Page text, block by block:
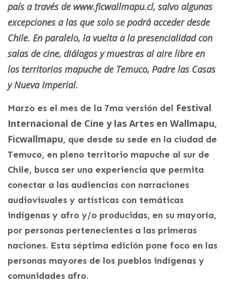
país a través de www.ficwallmapu.cl, salvo algunas
excepciones a las que solo se podrá acceder desde
Chile. En paralelo, la vuelta a la presencialidad con
salas de cine, diálogos y muestras al aire libre en
los territorios mapuche de Temuco, Padre las Casas
y Nueva Imperial.
Marzo es el mes de la 7ma versión del Festival
Internacional de Cine y las Artes en Wallmapu,
Ficwallmapu, que desde su sede en la ciudad de
Temuco, en pleno territorio mapuche al sur de
Chile, busca ser una experiencia que permita
conectar a las audiencias con narraciones
audiovisuales y artísticas con temáticas
indígenas y afro y/o producidas, en su mayoría,
por personas pertenecientes a las primeras
naciones. Esta séptima edición pone foco en las
personas mayores de los pueblos indígenas y
comunidades afro.